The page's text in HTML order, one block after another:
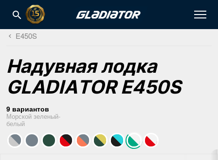
E450S
Надувная лодка
GLADIATOR E450S
9 вариантов
Морской зеленый-
белый